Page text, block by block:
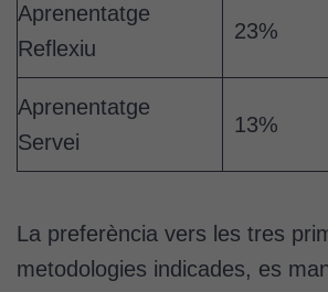
Aprenentatge
Reflexiu
23%
Aprenentatge
Servei
13%
La preferència vers les tres
metodologies indicades, es